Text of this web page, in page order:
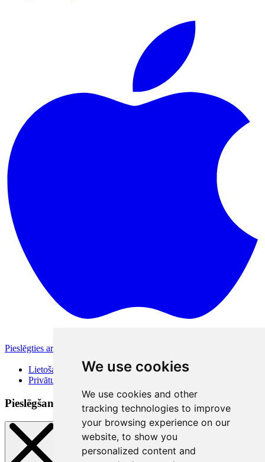
We use cookies
We use cookies and other
tracking technologies to improve
your browsing experience on our
website, to show you
personalized content and
Pieslēgties ar Apple
Lietošanas noteikumi
Privātuma politika
Pieslēgšanās veidi